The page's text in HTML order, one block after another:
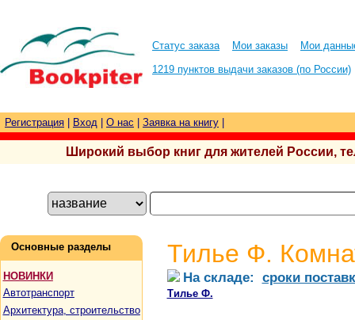
Статус заказа Мои заказы
Мои
1219 пунктов выдачи заказов (по России)
Регистрация Вход О нас Заявка на книгу
Широкий выбор книг для жителей России,
Основные разделы
НОВИНКИ
Автотранспорт
Архитектура, строительство
Тилье Ф.
На складе: сроки
Тилье Ф.